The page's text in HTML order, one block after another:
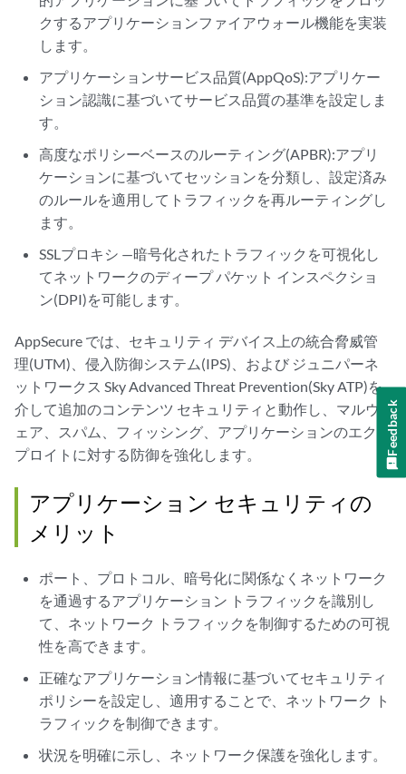
クするアプリケーションファイアウォール機能を実装
します。
アプリケーションサービス品質(AppQoS):アプリケー
ション認識に基づいてサービス品質の基準を設定しま
す。
高度なポリシーベースのルーティング(APBR):アプリ
ケーションに基づいてセッションを分類し、設定済み
のルールを適用してトラフィックを再ルーティングし
ます。
SSLプロキシ —暗号化されたトラフィックを可視化し
てネットワークのディープ パケット インスペクショ
ン(DPI)を可能します。
AppSecure では、セキュリティ デバイス上の統合脅威管
理(UTM)、侵入防御システム(IPS)、および ジュニパーネ
ットワークス Sky Advanced Threat Prevention(Sky ATP)を
介して追加のコンテンツ セキュリティと動作し、マルウ
ェア、スパム、フィッシング、アプリケーションのエクス
プロイトに対する防御を強化します。
アプリケーション セキュリティの
メリット
ポート、プロトコル、暗号化に関係なくネットワーク
を通過するアプリケーション トラフィックを識別し
て、ネットワーク トラフィックを制御するための可視
性を高できます。
正確なアプリケーション情報に基づいてセキュリティ
ポリシーを設定し、適用することで、ネットワーク ト
ラフィックを制御できます。
状況を明確に示し、ネットワーク保護を強化します。
Feedback